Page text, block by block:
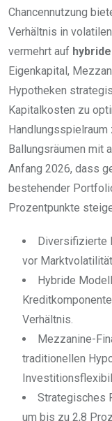
Chancennutzung
Verhältnis in
vermehrt auf
Eigenkapital,
Hypotheken
Kapitalkosten zu
Handlungsspielraum
Ballungsräumen mit
Anfang 2026, dass
bestehender
Prozentpunkte
Diversifizierte
vor
Hybride
Verhältnis.
Mezzanine-
traditionellen
Strategisches
um bis zu 2,8